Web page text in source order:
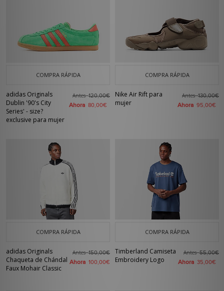
COMPRA RÁPIDA
adidas Originals
Dublin '90's City
Series' - size?
exclusive para mujer
Antes120,00€
Ahora 80,00€
COMPRA RÁPIDA
Nike Air Rift para
mujer
Antes130,00€
Ahora 95,00€
COMPRA RÁPIDA
adidas Originals
Chaqueta de Chándal
Faux Mohair Classic
Antes150,00€
Ahora 100,00€
COMPRA RÁPIDA
Timberland Camiseta
Embroidery Logo
Antes55,00€
Ahora 35,00€